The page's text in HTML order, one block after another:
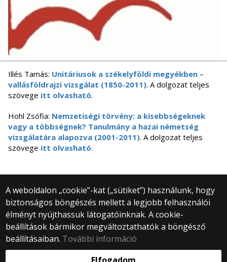
Illés Tamás: Unitáriusok a székelyföldi megyékben –
vallásföldrajzi vizsgálat (1850-2011). A dolgozat teljes
szövege itt olvasható.
Hohl Zsófia: Nemzetiségi törvény: a kisebbségeknek
vagy a többségnek? Tanulmány a hazai németség
vizsgálatára alapozva (2001-2011). A dolgozat teljes
szövege itt olvasható.
A weboldalon „cookie”-kat („sütiket”) használunk, hogy
biztonságos böngészés mellett a legjobb felhasználói
élményt nyújthassuk látogatóinknak. A cookie-
beállítások bármikor megváltoztathatók a böngésző
beállításaiban. További információ
© 2025 Eötvös Loránd Tudományegyetem
Minden jog fenntartva.
1053 Budapest, Egyetem tér 1–3.
Központi telefonszám: +36 1 411 6500
Webfejlesztés: